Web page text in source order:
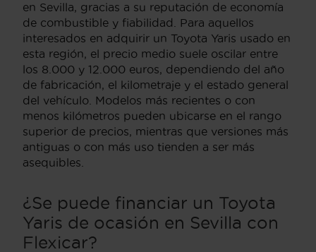
en Sevilla, gracias a su reputación de economía
de combustible y fiabilidad. Para aquellos
interesados en adquirir un Toyota Yaris usado en
esta región, el precio medio suele oscilar entre
los 8.000 y 12.000 euros, dependiendo del año
de fabricación, el kilometraje y el estado general
del vehículo. Modelos más recientes o con
menos kilómetros pueden ubicarse en el rango
superior de precios, mientras que versiones más
antiguas o con más uso tienden a ser más
asequibles.
¿Se puede financiar un Toyota
Yaris de ocasión en Sevilla con
Flexicar?